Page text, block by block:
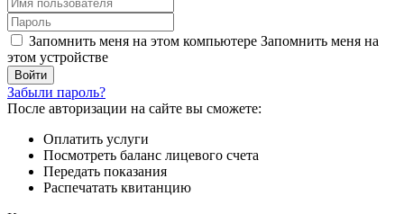
Запомнить меня на этом компьютере Запомнить меня на
этом устройстве
Забыли пароль?
После авторизации на сайте вы сможете:
Оплатить услуги
Посмотреть баланс лицевого счета
Передать показания
Распечатать квитанцию